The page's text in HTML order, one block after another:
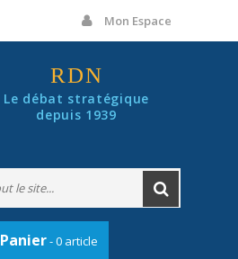
Mon Espace
RDN
Le débat stratégique
depuis 1939
Panier- 0 article